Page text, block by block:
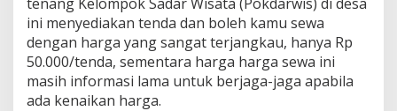
ini menyediakan tenda dan boleh kamu sewa
dengan harga yang sangat terjangkau, hanya Rp
50.000/tenda, sementara harga harga sewa ini
masih informasi lama untuk berjaga-jaga apabila
ada kenaikan harga.